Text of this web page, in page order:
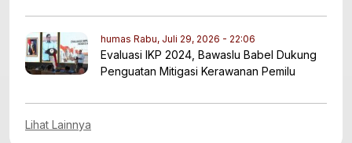
humas Rabu, Juli 29, 2026 - 22:06
Evaluasi IKP 2024, Bawaslu Babel Dukung
Penguatan Mitigasi Kerawanan Pemilu
Lihat Lainnya